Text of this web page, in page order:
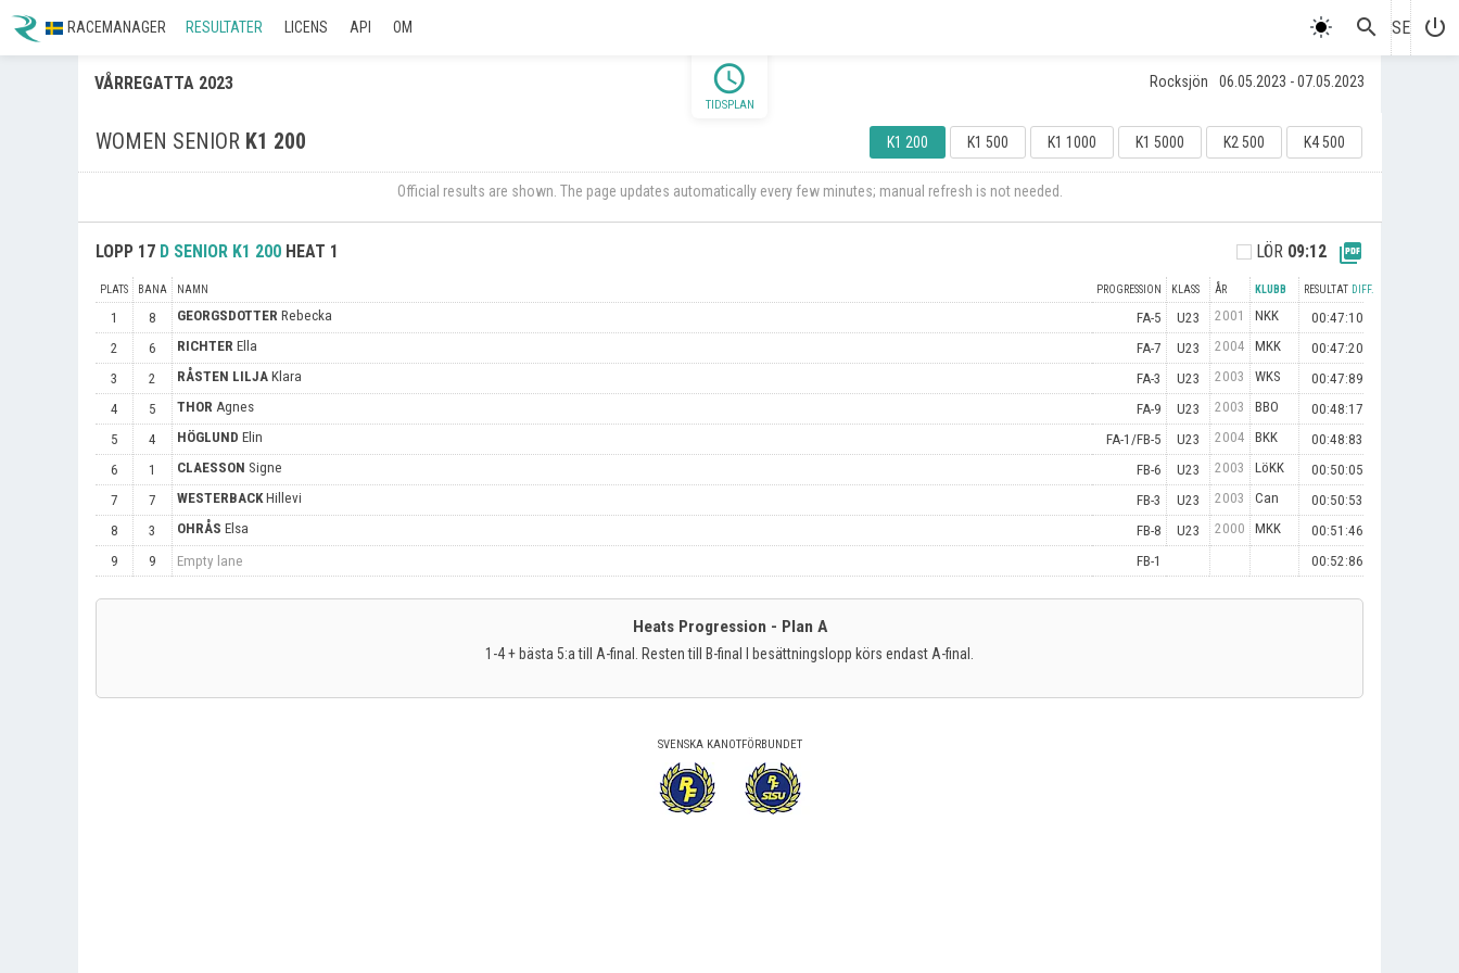
RACEMANAGER RESULTATER LICENS API OM search SE power_settings_new
VÅRREGATTA 2023 Rocksjön 06.05.2023 - 07.05.2023
WOMEN SENIOR K1 200 K1 200 K1 500 K1 1000 K1 5000 K2 500 K4 500
schedule
TIDSPLAN
Official results are shown. The page updates automatically every few minutes; manual refresh is not needed.
LOPP 17 D SENIOR K1 200 HEAT 1 LÖR 09:12 picture_as_pdf
PLATS BANA NAMN PROGRESSION KLASS ÅR KLUBB RESULTAT DIFF.
1 8 GEORGSDOTTER Rebecka FA-5 U23 2001 NKK
00:47:10
2
6 RICHTER Ella FA-7 U23 2004 MKK
00:47:20
3
2 RÅSTEN LILJA Klara FA-3 U23 2003 WKS
00:47:89
4
5 THOR Agnes FA-9 U23 2003 BBO
00:48:17
5
4 HÖGLUND Elin FA-1/FB-5 U23 2004 BKK
00:48:83
6
1 CLAESSON Signe FB-6 U23 2003 LöKK
00:50:05
7
7 WESTERBACK Hillevi FB-3 U23 2003 Can
00:50:53
8
3 OHRÅS Elsa FB-8 U23 2000 MKK
00:51:46
9
9 Empty lane FB-1 00:52:86
Heats Progression - Plan A
1-4 + bästa 5:a till A-final. Resten till B-final I besättningslopp körs endast A-final.
SVENSKA KANOTFÖRBUNDET